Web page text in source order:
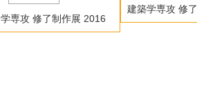
専攻 修了制作展 2016
建築学専攻 修